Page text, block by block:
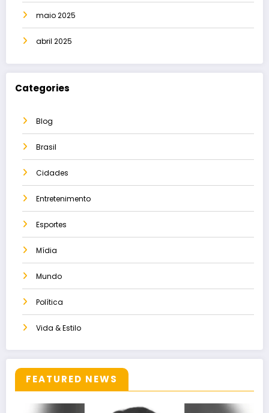
maio 2025
abril 2025
Categories
Blog
Brasil
Cidades
Entretenimento
Esportes
Mídia
Mundo
Política
Vida & Estilo
FEATURED NEWS